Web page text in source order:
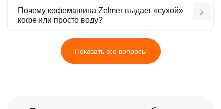
Почему кофемашина Zelmer выдает «сухой»
кофе или просто воду?
Показать все вопросы